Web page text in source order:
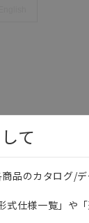
て
品のカタログ/
仕様一覧」や